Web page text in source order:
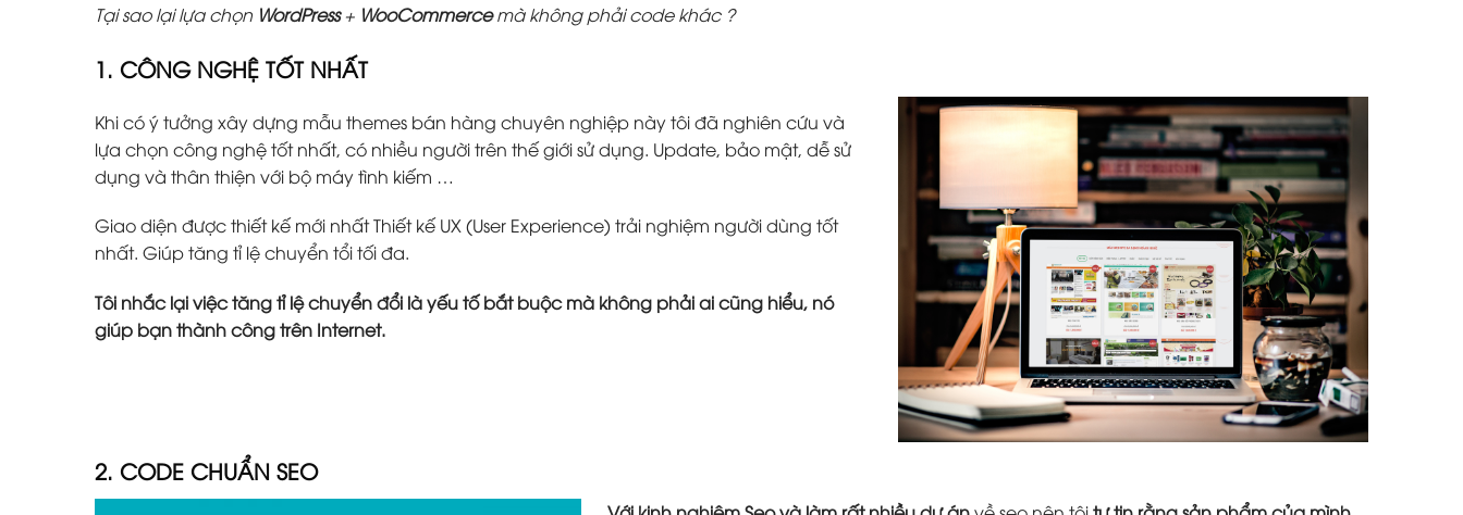
Tại sao lại lựa chọn WordPress+ WooCommercemà không phải code khác ?
1. CÔNG NGHỆ TỐT NHẤT
Khi có ý tưởng xây dựng mẫu themes bán hàng chuyên nghiệp này tôi đã nghiên cứu và
lựa chọn công nghệ tốt nhất, có nhiều người trên thế giới sử dụng. Update, bảo mật, dễ sử
dụng và thân thiện với bộ máy tình kiếm …
Giao diện được thiết kế mới nhất Thiết kế UX (User Experience) trải nghiệm người dùng tốt
nhất. Giúp tăng tỉ lệ chuyển tổi tối đa.
Tôi nhắc lại việc tăng tỉ lệ chuyển đổi là yếu tố bắt buộc mà không phải ai cũng hiểu, nó
giúp bạn thành công trên Internet.
2. CODE CHUẨN SEO